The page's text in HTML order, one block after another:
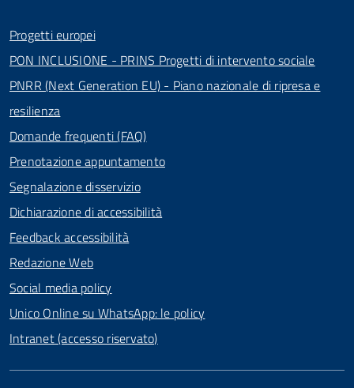
Progetti europei
PON INCLUSIONE - PRINS Progetti di intervento sociale
PNRR (Next Generation EU) - Piano nazionale di ripresa e
resilienza
Domande frequenti (FAQ)
Prenotazione appuntamento
Segnalazione disservizio
Dichiarazione di accessibilità
Feedback accessibilità
Redazione Web
Social media policy
Unico Online su WhatsApp: le policy
Intranet (accesso riservato)